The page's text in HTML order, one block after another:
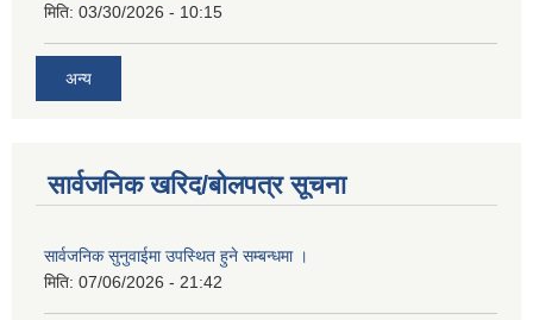
मिति: 03/30/2026 - 10:15
अन्य
सार्वजनिक खरिद/बोलपत्र सूचना
सार्वजनिक सुनुवाईमा उपस्थित हुने सम्बन्धमा ।
मिति: 07/06/2026 - 21:42